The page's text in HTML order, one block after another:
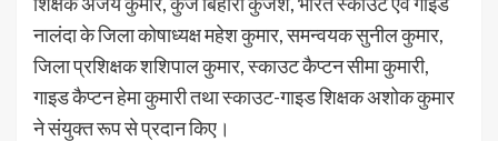
नालंदा के जिला कोषाध्यक्ष महेश कुमार, समन्वयक सुनील कुमार,
जिला प्रशिक्षक शशिपाल कुमार, स्काउट कैप्टन सीमा कुमारी,
गाइड कैप्टन हेमा कुमारी तथा स्काउट-गाइड शिक्षक अशोक कुमार
ने संयुक्त रूप से प्रदान किए।